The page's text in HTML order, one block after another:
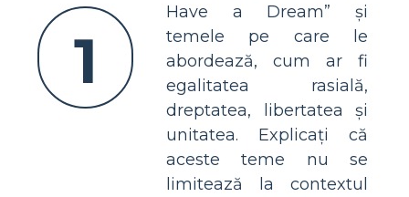
1
Have a Dream” și
temele pe care le
abordează, cum ar fi
egalitatea rasială,
dreptatea, libertatea și
unitatea. Explicați că
aceste teme nu se
limitează la contextul